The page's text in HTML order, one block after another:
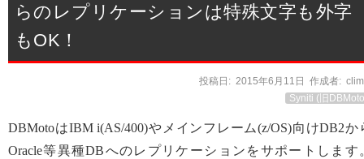
らのレプリケーションは特殊文字も外字
もOK！
投稿日: 2015年6月11日 作成者:
Syniti (旧
DBMotoはIBM i(AS/400)やメインフレーム(z/OS)向けDB2か
Oracle等異種DBへのレプリケーションをサポートします